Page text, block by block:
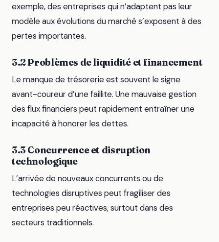
exemple, des entreprises qui n’adaptent pas leur
modèle aux évolutions du marché s’exposent à des
pertes importantes.
3.2 Problèmes de liquidité et financement
Le manque de trésorerie est souvent le signe
avant-coureur d’une faillite. Une mauvaise gestion
des flux financiers peut rapidement entraîner une
incapacité à honorer les dettes.
3.3 Concurrence et disruption
technologique
L’arrivée de nouveaux concurrents ou de
technologies disruptives peut fragiliser des
entreprises peu réactives, surtout dans des
secteurs traditionnels.